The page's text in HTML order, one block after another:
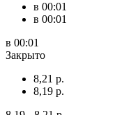
в 00:01
в 00:01
в 00:01
Закрыто
8,21 р.
8,19 р.